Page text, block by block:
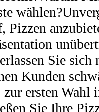
Pizzen
Sie
Kunden
zur ersten
Sie Ihre